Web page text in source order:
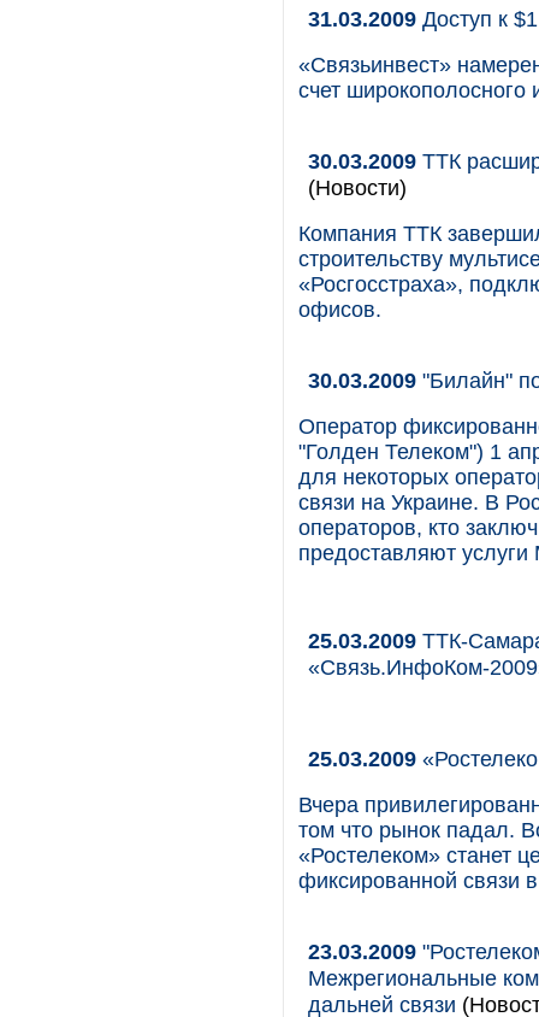
31.03.2009 Доступ к
«Связьинвест»
счет широкополосного
30.03.2009 ТТК
(Новости)
Компания ТТК
строительству
«Росгосстраха»,
офисов.
30.03.2009 "Билайн"
Оператор
"Голден Телеком") 1
для некоторых
связи на Украине. В
операторов, кто
предоставляют
25.03.2009 ТТК-
«Связь.ИнфоКом-
25.03.2009
Вчера
том что рынок падал.
«Ростелеком» станет
фиксированной связи
23.03.2009
Межрегиональные
дальней связи